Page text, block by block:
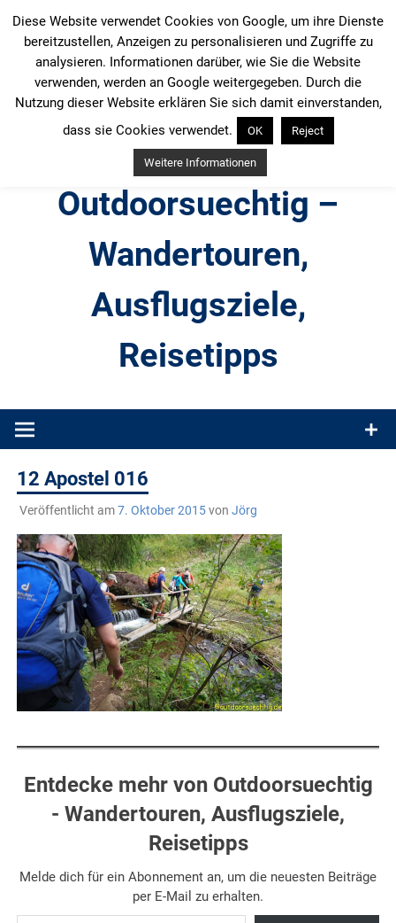
Inhalt
springen
Outdoorsuechtig –
Wandertouren,
Ausflugsziele,
Reisetipps
Produkttests und Buchrezensionen. Ein Blog für alle, die gern
12 Apostel 016
Veröffentlicht am7. Oktober 2015von Jörg
Entdecke mehr von Outdoorsuechtig
- Wandertouren, Ausflugsziele,
Reisetipps
Melde dich für ein Abonnement an, um die neuesten Beiträge
per E-Mail zu erhalten.
Gib deine E-Mail-Adresse ein ...
Diese Website verwendet Cookies von Google, um ihre Dienste
bereitzustellen, Anzeigen zu personalisieren und Zugriffe zu
analysieren. Informationen darüber, wie Sie die Website
verwenden, werden an Google weitergegeben. Durch die
Nutzung dieser Website erklären Sie sich damit einverstanden,
dass sie Cookies verwendet.
OK Reject
Weitere Informationen